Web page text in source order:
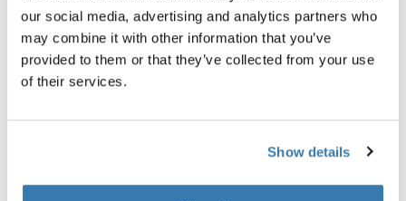
our social media, advertising and analytics partners who
may combine it with other information that you’ve
provided to them or that they’ve collected from your use
of their services.
Show details
Toggle overview
Descrizione del prodotto
Toggle features
Tutte le caratteristiche
Toggle techspec
Specifiche tecniche
Toggle overview
Revisioni